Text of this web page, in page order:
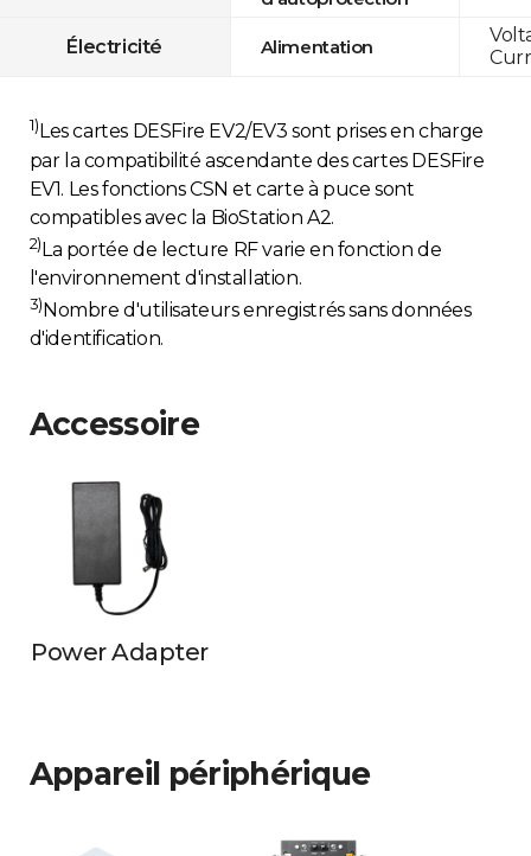
Électricité Alimentation
1) Les cartes DESFire EV2/EV3 sont prises en charge
par la compatibilité ascendante des cartes DESFire
EV1. Les fonctions CSN et carte à puce sont
compatibles avec la BioStation A2.
2)La portée de lecture RF varie en fonction de
l'environnement d'installation.
3) Nombre d'utilisateurs enregistrés sans données
d'identification.
Accessoire
Power Adapter
Appareil périphérique